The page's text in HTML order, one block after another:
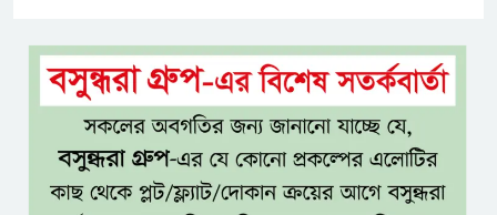
সব বাধা পেরিয়ে বাস্তবতার নিরিখে
দেশকে এগিয়ে নিতে হবে: প্রধানমন্ত্রী
নীরবে এতিম শিশুদের পাশে সায়েম
সোবহান আনভীর